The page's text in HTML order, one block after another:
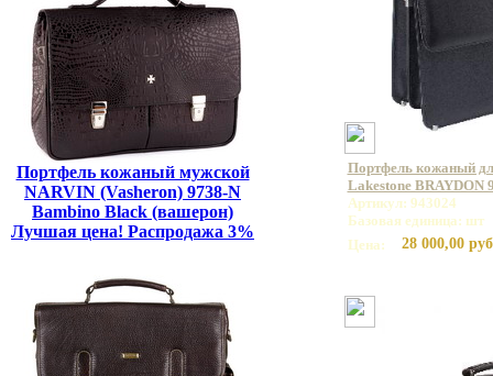
Портфель кожаный мужской
NARVIN (Vasheron) 9738-N
Bambino Black (вашерон)
Лучшая цена! Распродажа 3%
Портфель кожаный
Lakestone BRAYDON
Артикул: 943024
Базовая единица: шт
Цена:
28 000,00